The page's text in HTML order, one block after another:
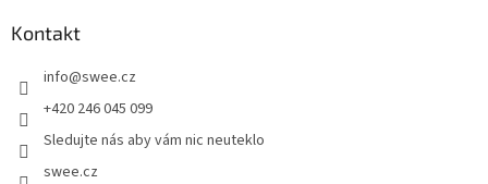
Kontakt
info@swee.cz
+420 246 045 099
Sledujte nás aby vám nic neuteklo
swee.cz